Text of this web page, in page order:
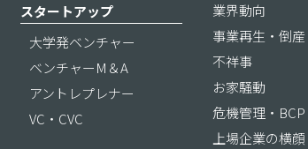
スタートアップ
大学発ベンチャー
ベンチャーM＆A
アントレプレナー
VC・CVC
業界動向
事業再生・倒産
不祥事
お家騒動
危機管理・BCP
上場企業の横顔